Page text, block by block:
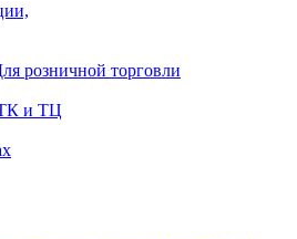
розничной торговли
и ТЦ